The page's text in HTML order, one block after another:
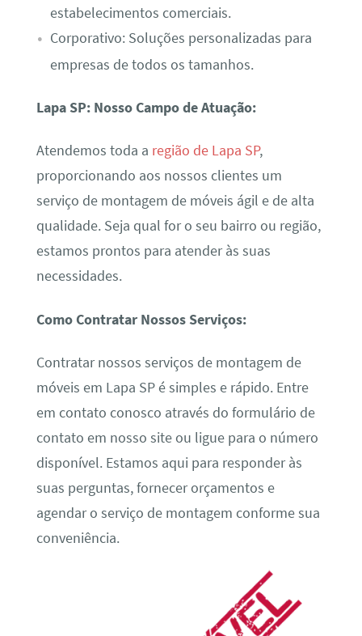
estabelecimentos comerciais.
Corporativo: Soluções personalizadas para
empresas de todos os tamanhos.
Lapa SP: Nosso Campo de Atuação:
Atendemos toda a região de Lapa SP,
proporcionando aos nossos clientes um
serviço de montagem de móveis ágil e de alta
qualidade. Seja qual for o seu bairro ou região,
estamos prontos para atender às suas
necessidades.
Como Contratar Nossos Serviços:
Contratar nossos serviços de montagem de
móveis em Lapa SP é simples e rápido. Entre
em contato conosco através do formulário de
contato em nosso site ou ligue para o número
disponível. Estamos aqui para responder às
suas perguntas, fornecer orçamentos e
agendar o serviço de montagem conforme sua
conveniência.